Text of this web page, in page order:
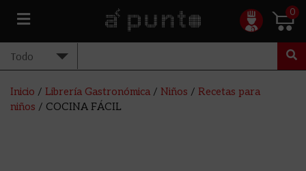
0
Inicio / Librería Gastronómica / Niños / Recetas para
niños / COCINA FÁCIL